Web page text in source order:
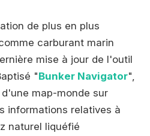
de plus en plus
carburant marin
mise à jour de l'outil
"Bunker Navigator",
map-monde sur
informations relatives à
naturel liquéfié